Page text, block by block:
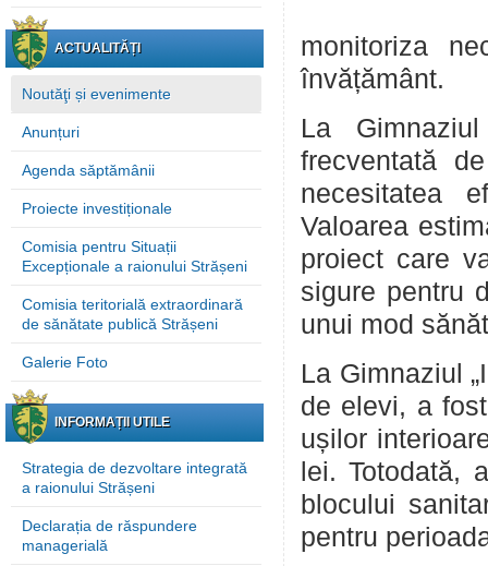
ACTUALITĂȚI
Noutăţi și evenimente
Anunțuri
Agenda săptămânii
Proiecte investiționale
Comisia pentru Situații
Excepționale a raionului Strășeni
Comisia teritorială extraordinară
de sănătate publică Strășeni
Galerie Foto
INFORMAȚII UTILE
Strategia de dezvoltare integrată
a raionului Strășeni
Declarația de răspundere
managerială
monitoriza
învățământ.
La
frecventată
necesitatea
Valoarea
proiect care
sigure pentru
unui mod
La Gimnaziul
de elevi, a
ușilor
lei. Totodată,
blocului
pentru